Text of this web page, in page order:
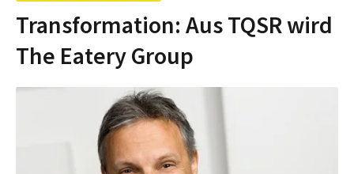
Transformation: Aus TQSR wird
The Eatery Group